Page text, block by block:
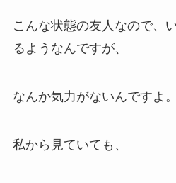
こんな状態の友人なので、
るようなんですが、
なんか気力がないんですよ。
私から見ていても、